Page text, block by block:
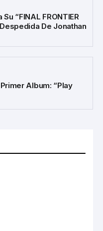
“FINAL FRONTIER
De Jonathan
Album: “Play